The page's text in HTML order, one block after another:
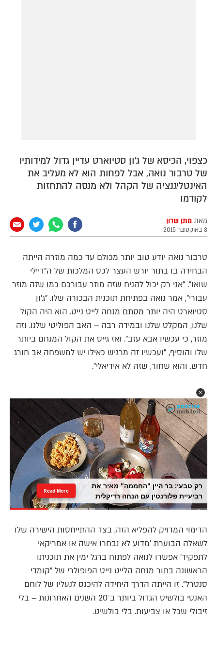
כצפוי, הכיסא של ג'ון סטיוארט עדיין גדול למידותיו
של טרבור נואה, אבל לפחות הוא לא מעליב את
האינטליגנציה של הקהל ולא מנסה להתחזות
לקודמו
מאת מתן שרון
8 באוקטובר 2015
טרבור נואה יודע טוב יותר מכולם עד כמה מוזרה הייתה
הבחירה בו בתור יורש העצר לכס המלכות של ה"דיילי
שואו". "אני רק יכול להניח שזה מוזר עבורכם כמו שזה מוזר
עבורי", אמר נואה בפתיחת תוכנית הבכורה שלו. "ג'ון
סטיוארט היה יותר מסתם מנחה לייט נייט. הוא היה הקול
שלנו, המקלט שלנו ובמידה רבה – האב הפוליטי שלנו. וזה
מוזר, כי עכשיו אבא עזב". ואז גייס את הקול המנחם ביותר
שלו והוסיף, "ועכשיו זה מרגיש כאילו יש למשפחה אב חורג
חדש. והוא שחור, שזה לא אידיאלי".
החיים שאחרי הטיל: גרציאני הפך
לעגלת קפה מתוקה בגן קריית ספר
Read More
הדימוי המדויק להפליא הזה, בצד ההתייחסות הישירה שלו
לשאלה הבוערת 'מדוע לא נבחרו אישה או אמריקאי
לתפקיד' אפשרו לנואה לפתוח ברגל ימין את תוכניתו
הראשונה בתור מנחה הלייט נייט הפופולרי של "קומדי
סנטרל". זו הייתה הדרך היחידה להיכנס לנעליו של לוחם
האנטי בולשיט הגדול ביותר ב־20 השנים האחרונות – בלי
זיבולי שכל או צביעות. בלי בולשיט.